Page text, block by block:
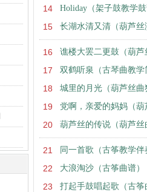
14 Holiday（架子鼓教学
15 长湖水清又清（葫芦丝
16 谯楼大罢二更鼓（葫芦
17 双鹤听泉（古琴曲教学
18 城里的月光（葫芦丝曲
19 党啊，亲爱的妈妈（
20 葫芦丝的传说（葫芦
21 同一首歌（古筝教学
22 大浪淘沙（古筝曲谱）
23 打起手鼓唱起歌（古